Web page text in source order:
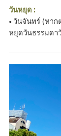
วันหยุด :
• วันจันทร์ (หา
หยุดวันธรรมดา